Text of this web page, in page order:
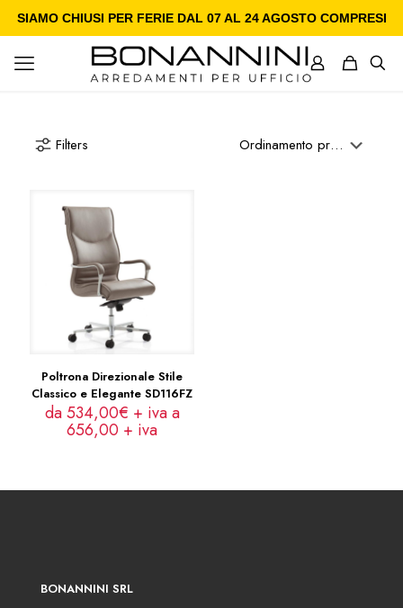
SIAMO CHIUSI PER FERIE DAL 07 AL 24 AGOSTO COMPRESI
Filters
Poltrona Direzionale Stile
Classico e Elegante SD116FZ
da 534,00€ + iva a
656,00 + iva
BONANNINI SRL